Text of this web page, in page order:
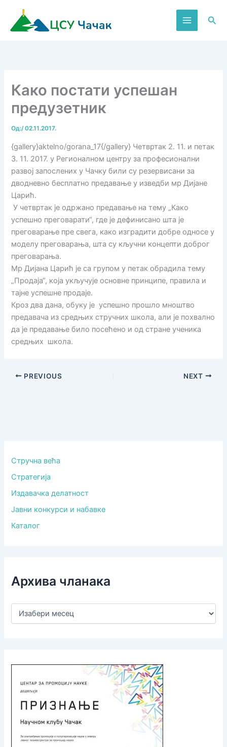
садржај
Како постати успешан
предузетник
Од:/02.11.2017.
{gallery}aktelno/gorana_17{/gallery} Четвртак 2. 11. и петак
3. 11. 2017. у Регионалном центру за професионални
развој запослених у Чачку били су резервисани за
дводневно бесплатно предавање у изведби мр Дијане
Царић.
У четвртак је одржано предавање на тему „Како
успешно преговарати“, где је дефинисано шта је
преговарање пре свега, како изградити добре односе у
моделу преговарања, шта су кључни концепти доброг
преговарања.
Мр Дијана Царић је са групом у петак обрадила тему
„Продаја“, која укључује основне принципе, правила и
тајне успешне продаје.
Кроз два дана, обуку је успешно прошло мноштво
предавача из средњих стручних школа, али је похвално
да је предавање било посећено и од стране ученика
средњих школа.
PREVIOUS NEXT
Стручна већа
Стратегија
Издавачка делатност
Јавни конкурси и набавке
Каталог
Архива чланака
А